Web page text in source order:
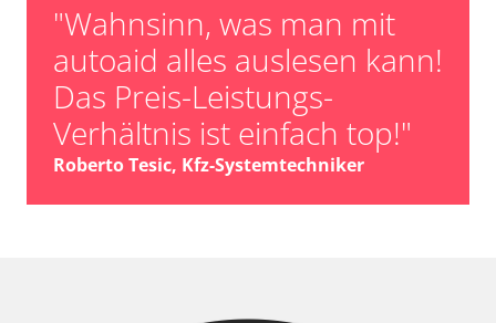
"Wahnsinn, was man mit
autoaid alles auslesen kann!
Das Preis-Leistungs-
Verhältnis ist einfach top!"
Roberto Tesic, Kfz-Systemtechniker